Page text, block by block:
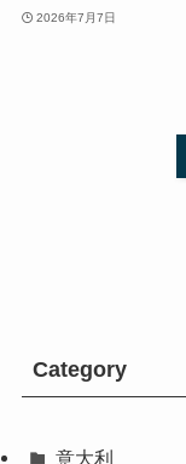
2026年7月7日
Category
意大利